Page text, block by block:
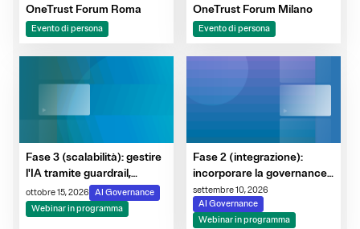
OneTrust Forum Roma
Evento di persona
OneTrust Forum Milano
Evento di persona
Fase 3 (scalabilità): gestire
l'IA tramite guardrail,
monitoraggio e
automazione della raccolta
delle evidenze
ottobre 15, 2026
AI Governance
Webinar in programma
Fase 2 (integrazione):
incorporare la governance
nel ciclo di vita dell'IA
settembre 10, 2026
AI Governance
Webinar in programma